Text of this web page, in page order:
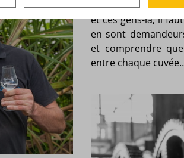
vraiment des
et ces gens-là, il
en sont
et comprendre
entre chaque